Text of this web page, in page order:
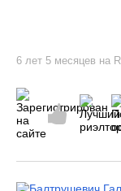
6 лет 5 месяцев на